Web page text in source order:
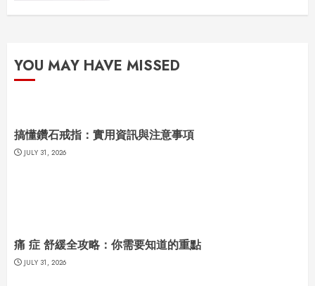
YOU MAY HAVE MISSED
搞懂鑽石戒指：實用資訊與注意事項
JULY 31, 2026
痛 症 舒緩全攻略：你需要知道的重點
JULY 31, 2026